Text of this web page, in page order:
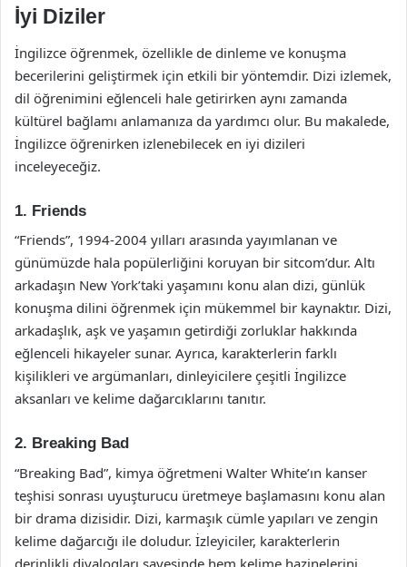
İyi Diziler
İngilizce öğrenmek, özellikle de dinleme ve konuşma
becerilerini geliştirmek için etkili bir yöntemdir. Dizi izlemek,
dil öğrenimini eğlenceli hale getirirken aynı zamanda
kültürel bağlamı anlamanıza da yardımcı olur. Bu makalede,
İngilizce öğrenirken izlenebilecek en iyi dizileri
inceleyeceğiz.
1. Friends
“Friends”, 1994-2004 yılları arasında yayımlanan ve
günümüzde hala popülerliğini koruyan bir sitcom’dur. Altı
arkadaşın New York’taki yaşamını konu alan dizi, günlük
konuşma dilini öğrenmek için mükemmel bir kaynaktır. Dizi,
arkadaşlık, aşk ve yaşamın getirdiği zorluklar hakkında
eğlenceli hikayeler sunar. Ayrıca, karakterlerin farklı
kişilikleri ve argümanları, dinleyicilere çeşitli İngilizce
aksanları ve kelime dağarcıklarını tanıtır.
2. Breaking Bad
“Breaking Bad”, kimya öğretmeni Walter White’ın kanser
teşhisi sonrası uyuşturucu üretmeye başlamasını konu alan
bir drama dizisidir. Dizi, karmaşık cümle yapıları ve zengin
kelime dağarcığı ile doludur. İzleyiciler, karakterlerin
derinlikli diyalogları sayesinde hem kelime hazinelerini